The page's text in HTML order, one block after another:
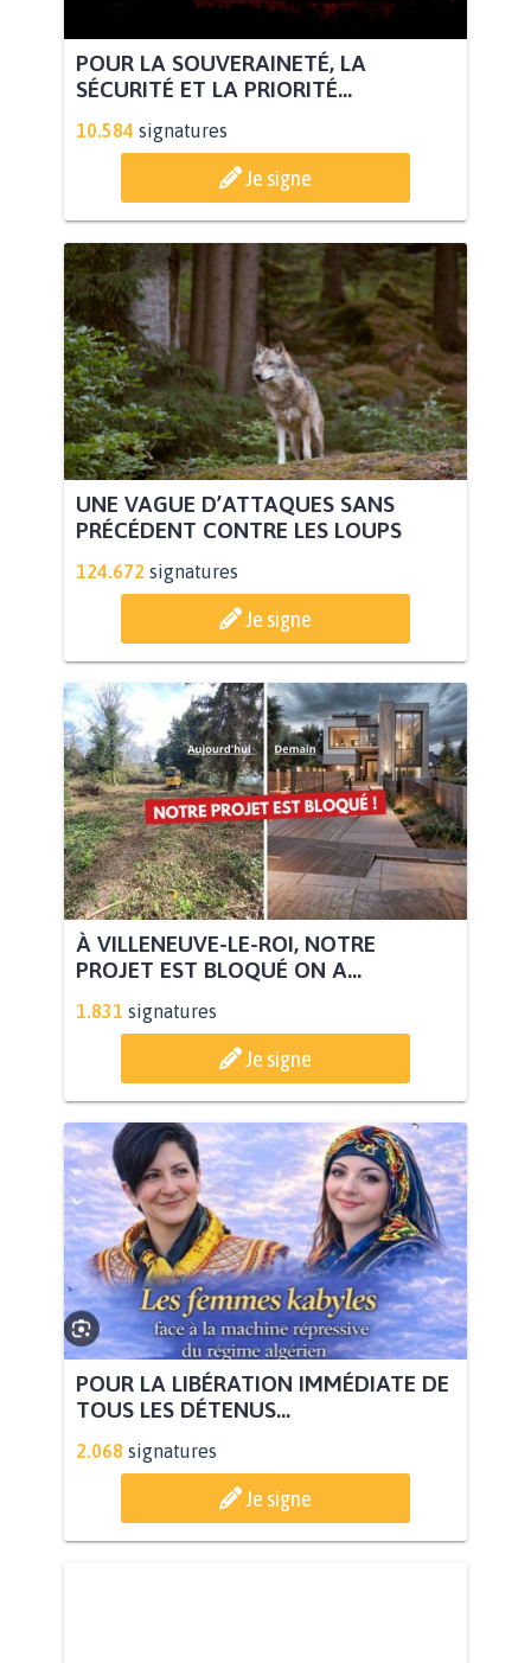
POUR LA SOUVERAINETÉ, LA
SÉCURITÉ ET LA PRIORITÉ...
10.584 signatures
Je signe
UNE VAGUE D’ATTAQUES SANS
PRÉCÉDENT CONTRE LES LOUPS
124.672 signatures
Je signe
À VILLENEUVE-LE-ROI, NOTRE
PROJET EST BLOQUÉ ON A...
1.831 signatures
Je signe
POUR LA LIBÉRATION IMMÉDIATE DE
TOUS LES DÉTENUS...
2.068 signatures
Je signe